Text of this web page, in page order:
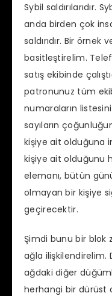
Sybil saldırılarıdır.
anda birden çok
saldırıdır. Bir örnek
basitleştirelim.
satış ekibinde
patronunuz tüm
numaraların
sayıların
kişiye ait olduğuna
kişiye ait olduğunu
elemanı, bütün
olmayan bir kişiye
geçirecektir.
Şimdi bunu bir blok
ağla ilişkilendirelim.
ağdaki diğer
herhangi bir dürüst